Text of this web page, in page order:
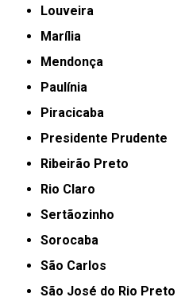
Louveira
Marília
Mendonça
Paulínia
Piracicaba
Presidente Prudente
Ribeirão Preto
Rio Claro
Sertãozinho
Sorocaba
São Carlos
São José do Rio Preto